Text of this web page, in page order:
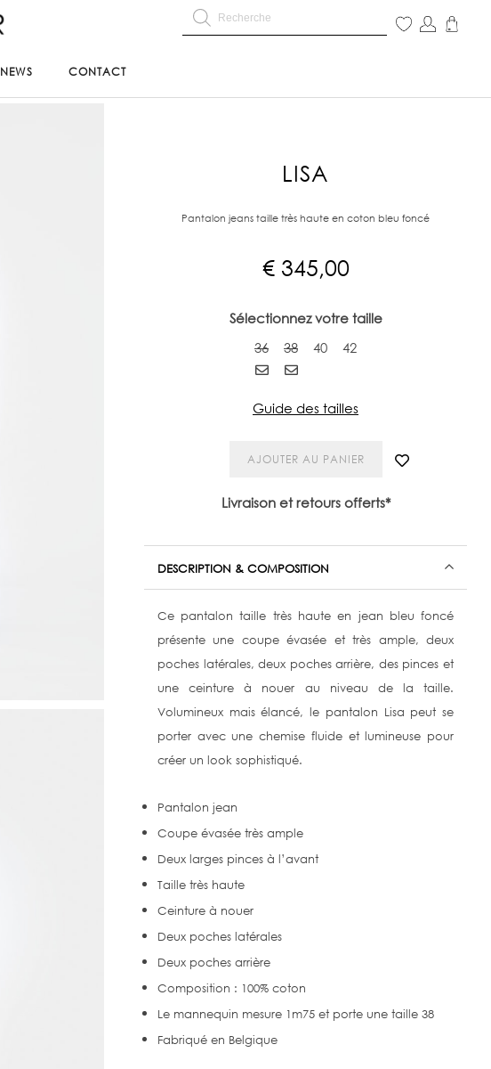
NEWS CONTACT
LISA
Pantalon jeans taille très haute en coton bleu foncé
€345,00
Sélectionnez votre taille
36
38 40 42
Guide des tailles
AJOUTER AU PANIER
Livraison et retours offerts*
DESCRIPTION & COMPOSITION
Ce pantalon taille très haute en jean bleu foncé
présente une coupe évasée et très ample, deux
poches latérales, deux poches arrière, des pinces et
une ceinture à nouer au niveau de la taille.
Volumineux mais élancé, le pantalon Lisa peut se
porter avec une chemise fluide et lumineuse pour
créer un look sophistiqué.
Pantalon jean
Coupe évasée très ample
Deux larges pinces à l’avant
Taille très haute
Ceinture à nouer
Deux poches latérales
Deux poches arrière
Composition : 100% coton
Le mannequin mesure 1m75 et porte une taille 38
Fabriqué en Belgique